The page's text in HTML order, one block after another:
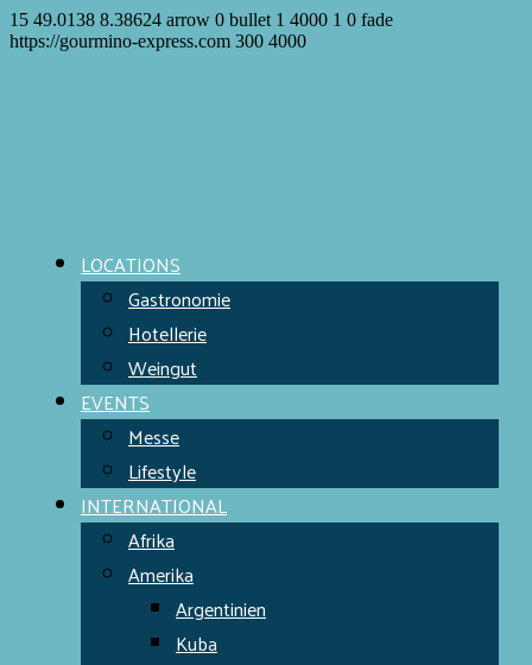
15 49.0138 8.38624 arrow 0 bullet 1 4000 1 0 fade
https://gourmino-express.com 300 4000
LOCATIONS
Gastronomie
Hotellerie
Weingut
EVENTS
Messe
Lifestyle
INTERNATIONAL
Afrika
Amerika
Argentinien
Kuba